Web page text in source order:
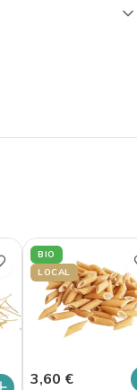
BIO
LOCAL
3,60 €